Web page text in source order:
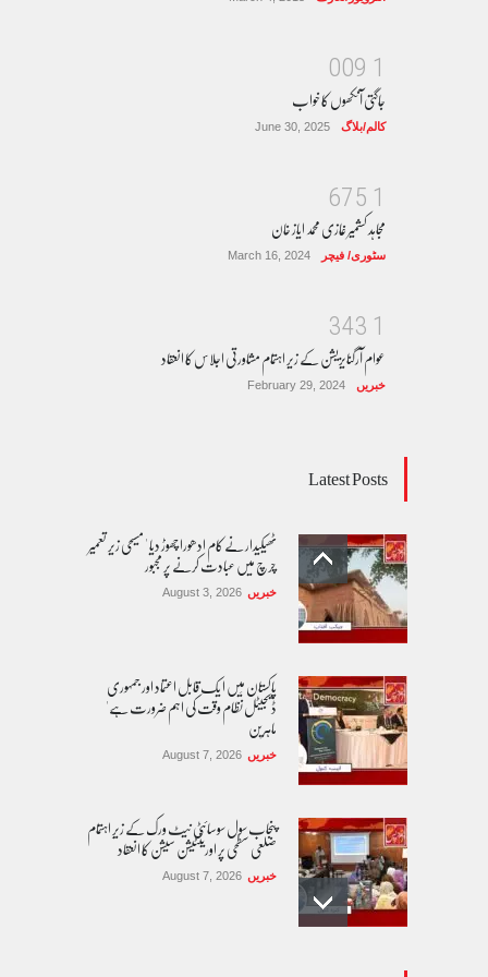
1
9
0
0
جاگتی آنکھوں کا خواب
کالم/بلاگ June 30, 2025
1
5
7
6
مجاہد کشمیر غازی محمد ایاز خان
سٹوری/ فیچر March 16, 2024
1
3
4
3
عوام آرگنایزیشن کے زیر اہتمام مشاورتی اجلاس کا انعقاد
خبریں February 29, 2024
Latest Posts
ٹھیکیدار نے کام ادھورا چھوڑ دیا ' مسیحی زیر تعمیر
چرچ میں عبادت کرنے پر مجبور
خبریں August 3, 2026
پاکستان مِیں ا یک قابل اعتماد اور جمہوری
ڈیجیٹل نظام وقت کی اہم ضرورت ہے'
ماہرین
خبریں August 7, 2026
پنجاب سول سوسائٹی نیٹ ورک کے زیرِ اہتمام
ضلعی سطحی پر اورینٹیشن سیشن کا انعقاد
خبریں August 7, 2026